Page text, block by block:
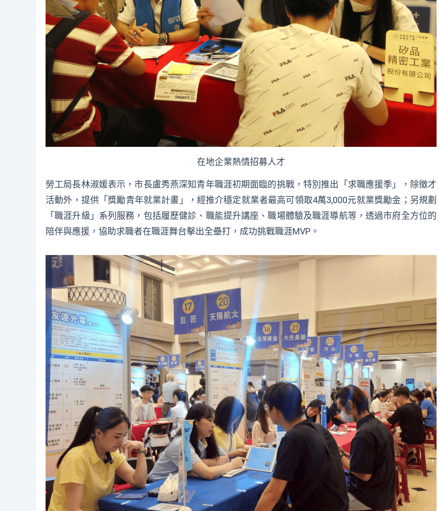
在地企業熱情招募人才
勞工局長林淑媛表示，市長盧秀燕深知青年職涯初期面臨的挑戰，特別推出「求職應援季」，除徵才
活動外，提供「獎勵青年就業計畫」，經推介穩定就業者最高可領取4萬3,000元就業獎勵金；另規劃
「職涯升級」系列服務，包括履歷健診、職能提升講座、職場體驗及職涯導航等，透過市府全方位的
陪伴與應援，協助求職者在職涯舞台擊出全壘打，成功挑戰職涯MVP。